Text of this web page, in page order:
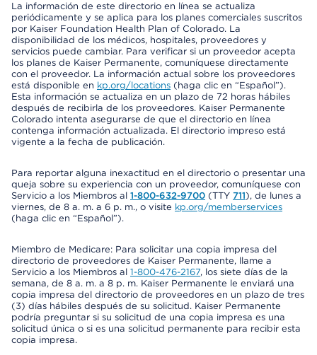
La información de este directorio en línea se actualiza
periódicamente y se aplica para los planes comerciales suscritos
por Kaiser Foundation Health Plan of Colorado. La
disponibilidad de los médicos, hospitales, proveedores y
servicios puede cambiar. Para verificar si un proveedor acepta
los planes de Kaiser Permanente, comuníquese directamente
con el proveedor. La información actual sobre los proveedores
está disponible en kp.org/locations (haga clic en “Español”).
Esta información se actualiza en un plazo de 72 horas hábiles
después de recibirla de los proveedores. Kaiser Permanente
Colorado intenta asegurarse de que el directorio en línea
contenga información actualizada. El directorio impreso está
vigente a la fecha de publicación.
Para reportar alguna inexactitud en el directorio o presentar una
queja sobre su experiencia con un proveedor, comuníquese con
Servicio a los Miembros al 1-800-632-9700 (TTY 711), de lunes a
viernes, de 8 a. m. a 6 p. m., o visite kp.org/memberservices
(haga clic en “Español”).
Miembro de Medicare: Para solicitar una copia impresa del
directorio de proveedores de Kaiser Permanente, llame a
Servicio a los Miembros al 1-800-476-2167, los siete días de la
semana, de 8 a. m. a 8 p. m. Kaiser Permanente le enviará una
copia impresa del directorio de proveedores en un plazo de tres
(3) días hábiles después de su solicitud. Kaiser Permanente
podría preguntar si su solicitud de una copia impresa es una
solicitud única o si es una solicitud permanente para recibir esta
copia impresa.